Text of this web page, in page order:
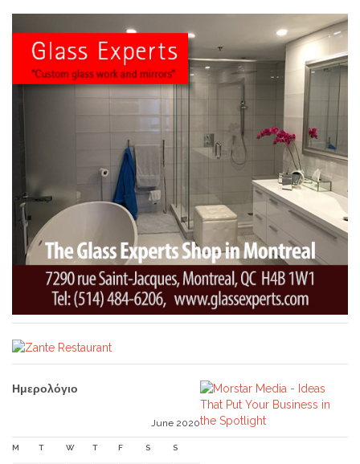
Ημερολόγιο
June 2020
M T W T F S S